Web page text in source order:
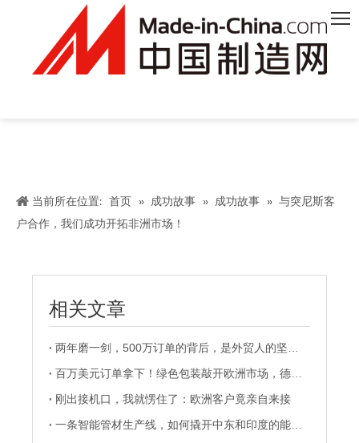
当前所在位置: 首页 » 成功故事 » 成功故事 » 与突尼斯客
户合作，我们成功开拓非洲市场！
相关文章
两年磨一剑，500万订单的背后，是外贸人的坚持与信念
百万美元订单拿下！绿色包装敲开欧洲市场，德国巨头直接加单！
刚出接机口，我就愣住了：欧洲客户竟亲自来接
一条智能管材生产线，如何撬开中东和印度的能源项目？